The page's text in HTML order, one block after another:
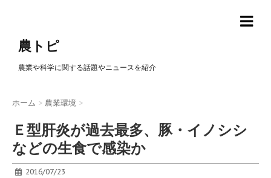
農トピ
農業や科学に関する話題やニュースを紹介
ホーム > 農業環境 >
Ｅ型肝炎が過去最多、豚・イノシシ
などの生食で感染か
2016/07/23